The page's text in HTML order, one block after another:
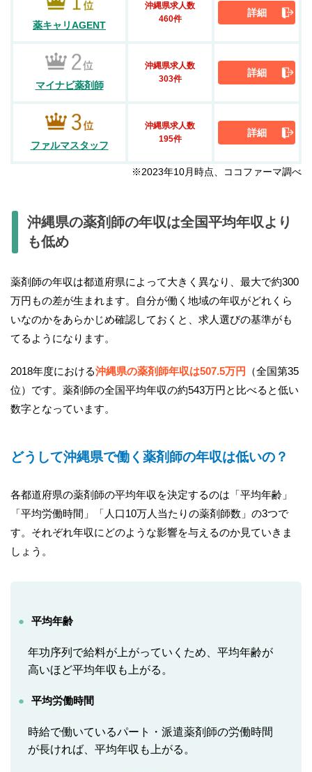
薬キャリAGENT
沖縄県求人数
460件
詳細
マイナビ薬剤師
沖縄県求人数
303件
詳細
ファルマスタッフ
沖縄県求人数
195件
詳細
※2023年10月時点、ココファーマ調べ
沖縄県の薬剤師の年収は全国平均年収より
も低め
薬剤師の年収は都道府県によって大きく異なり、最大で約300
万円もの差が生まれます。自分が働く地域の年収がどれくら
いなのかをあらかじめ確認しておくと、求人選びの基準がも
てるようになります。
2018年度における沖縄県の薬剤師年収は507.5万円
（全国第35
位）です。薬剤師の全国平均年収の約543万円と比べると低い
数字となっています。
どうして沖縄県で働く薬剤師の年収は低いの？
各都道府県の薬剤師の平均年収を決定するのは「平均年齢」
「平均労働時間」「人口10万人当たりの薬剤師数」の3つで
す。それぞれ年収にどのような影響を与えるのか見ていきま
しょう。
平均年齢
年功序列で給料が上がっていくため、平均年齢が
高いほど平均年収も上がる。
平均労働時間
時給で働いているパート・派遣薬剤師の労働時間
が長ければ、平均年収も上がる。